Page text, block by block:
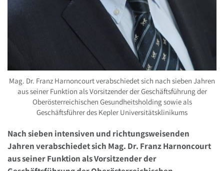
Mag. Dr. Franz Harnoncourt verabschiedet sich nach sieben Jahren
aus seiner Funktion als Vorsitzender der Geschäftsführung der
Oberösterreichischen Gesundheitsholding sowie als
Geschäftsführer des Kepler Universitätsklinikums
Nach sieben intensiven und richtungsweisenden
Jahren verabschiedet sich Mag. Dr. Franz Harnoncourt
aus seiner Funktion als Vorsitzender der